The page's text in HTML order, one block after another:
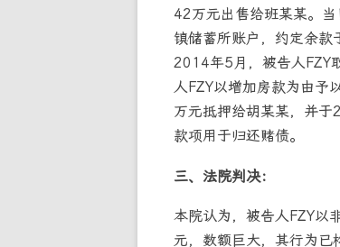
42万元出售给班某某。
镇储蓄所账户，约定余款
2014年5月，被告人FZY
人FZY以增加房款为由予
万元抵押给胡某某，并
款项用于归还赌债。
三、法院判决：
本院认为，被告人FZY以
元，数额巨大，其行为已